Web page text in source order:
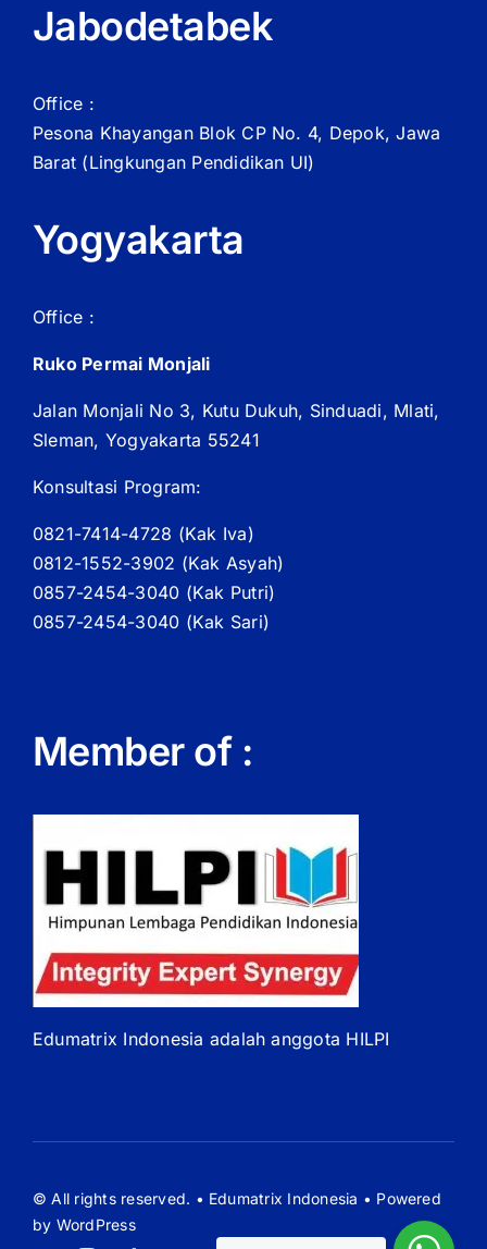
Jabodetabek
Office :
Pesona Khayangan Blok CP No. 4, Depok, Jawa
Barat (Lingkungan Pendidikan UI)
Yogyakarta
Office :
Ruko Permai Monjali
Jalan Monjali No 3, Kutu Dukuh, Sinduadi, Mlati,
Sleman, Yogyakarta 55241
Konsultasi Program:
0821-7414-4728 (Kak Iva)
0812-1552-3902 (Kak Asyah)
0857-2454-3040 (Kak Putri)
0857-2454-3040 (Kak Sari)
Member of :
Edumatrix Indonesia adalah anggota HILPI
© All rights reserved. • Edumatrix Indonesia • Powered
by WordPress